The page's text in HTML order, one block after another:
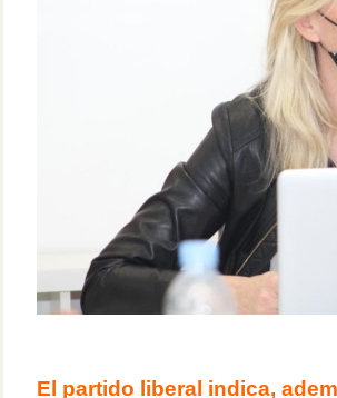
El partido liberal indica,